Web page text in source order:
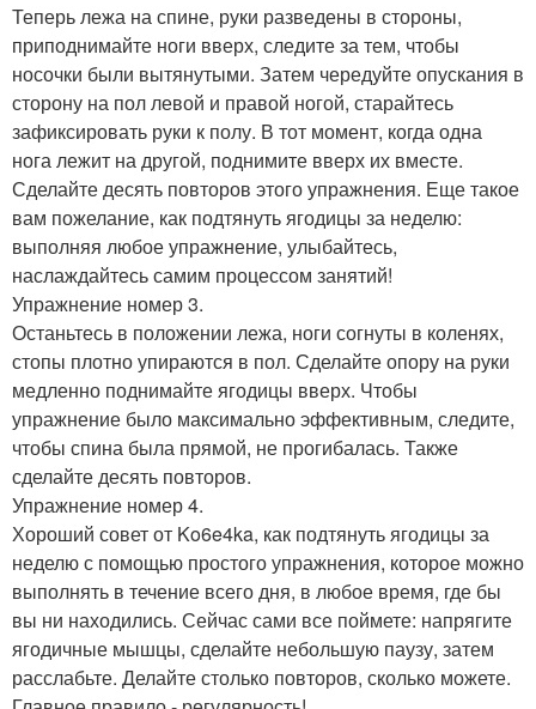
Теперь лежа на спине, руки разведены в стороны,
приподнимайте ноги вверх, следите за тем, чтобы
носочки были вытянутыми. Затем чередуйте опускания в
сторону на пол левой и правой ногой, старайтесь
зафиксировать руки к полу. В тот момент, когда одна
нога лежит на другой, поднимите вверх их вместе.
Сделайте десять повторов этого упражнения. Еще такое
вам пожелание, как подтянуть ягодицы за неделю:
выполняя любое упражнение, улыбайтесь,
наслаждайтесь самим процессом занятий!
Упражнение номер 3.
Останьтесь в положении лежа, ноги согнуты в коленях,
стопы плотно упираются в пол. Сделайте опору на руки
медленно поднимайте ягодицы вверх. Чтобы
упражнение было максимально эффективным, следите,
чтобы спина была прямой, не прогибалась. Также
сделайте десять повторов.
Упражнение номер 4.
Хороший совет от Ko6e4ka, как подтянуть ягодицы за
неделю с помощью простого упражнения, которое можно
выполнять в течение всего дня, в любое время, где бы
вы ни находились. Сейчас сами все поймете: напрягите
ягодичные мышцы, сделайте небольшую паузу, затем
расслабьте. Делайте столько повторов, сколько можете.